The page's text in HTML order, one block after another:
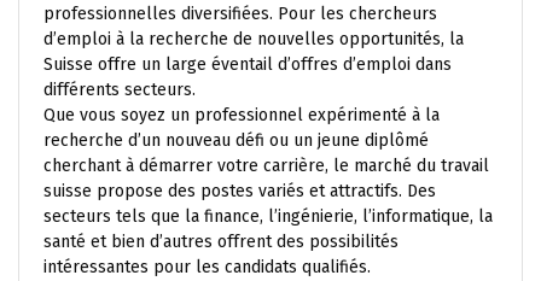
professionnelles diversifiées. Pour les chercheurs
d’emploi à la recherche de nouvelles opportunités, la
Suisse offre un large éventail d’offres d’emploi dans
différents secteurs.
Que vous soyez un professionnel expérimenté à la
recherche d’un nouveau défi ou un jeune diplômé
cherchant à démarrer votre carrière, le marché du travail
suisse propose des postes variés et attractifs. Des
secteurs tels que la finance, l’ingénierie, l’informatique, la
santé et bien d’autres offrent des possibilités
intéressantes pour les candidats qualifiés.